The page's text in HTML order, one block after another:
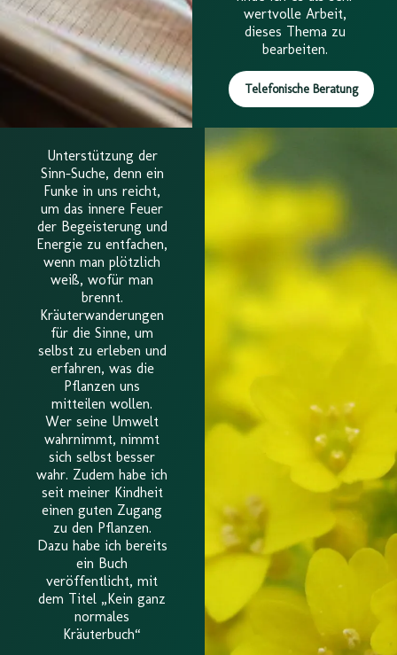
wertvolle Arbeit,
dieses Thema zu
bearbeiten.
Telefonische Beratung
Unterstützung der
Sinn-Suche, denn ein
Funke in uns reicht,
um das innere Feuer
der Begeisterung und
Energie zu entfachen,
wenn man plötzlich
weiß, wofür man
brennt.
Kräuterwanderungen
für die Sinne, um
selbst zu erleben und
erfahren, was die
Pflanzen uns
mitteilen wollen.
Wer seine Umwelt
wahrnimmt, nimmt
sich selbst besser
wahr. Zudem habe ich
seit meiner Kindheit
einen guten Zugang
zu den Pflanzen.
Dazu habe ich bereits
ein Buch
veröffentlicht, mit
dem Titel „Kein ganz
normales
Kräuterbuch“